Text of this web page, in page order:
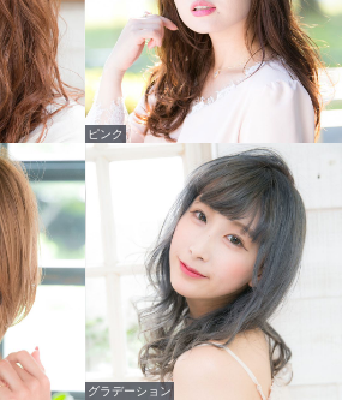
ピンク
グラデーション